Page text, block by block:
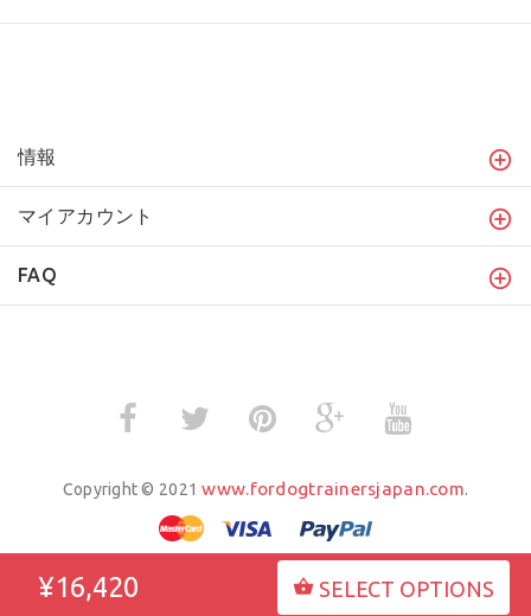
¥16,420 SELECT OPTIONS
情報
マイアカウント
FAQ
Copyright © 2021www.fordogtrainersjapan.com.